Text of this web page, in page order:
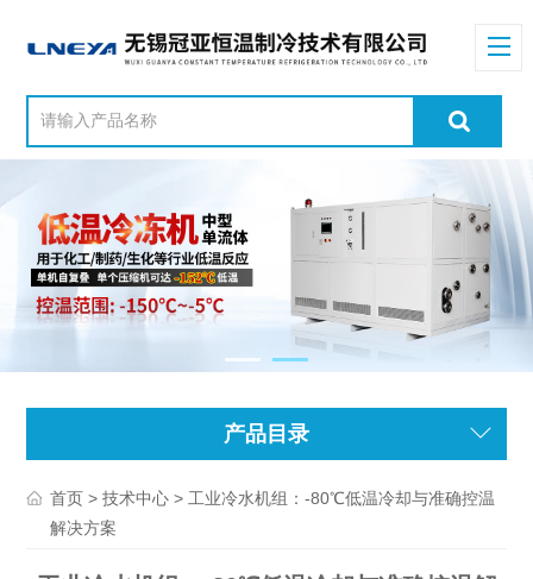
产品目录
首页 >技术中心 > 工业冷水机组：-80℃低温冷却与准确控温
解决方案